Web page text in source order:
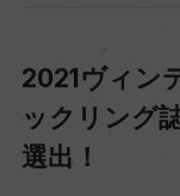
2021ヴィン
ックリング
選出！